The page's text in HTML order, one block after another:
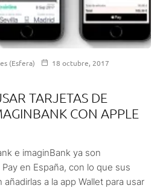
(Esfera)
18 octubre, 2017
TARJETAS DE
CON APPLE
e imaginBank ya son
en España, con lo que sus
a la app Wallet para usar